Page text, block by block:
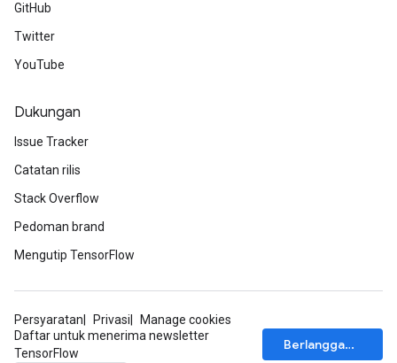
GitHub
Twitter
YouTube
Dukungan
Issue Tracker
Catatan rilis
Stack Overflow
Pedoman brand
Mengutip TensorFlow
Persyaratan Privasi
Manage cookies
Daftar untuk menerima newsletter
TensorFlow
Berlangganan